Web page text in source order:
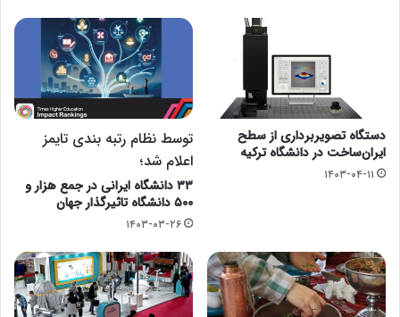
دستگاه تصویربرداری از سطح
ایران‌ساخت در دانشگاه ترکیه
۱۴۰۳-۰۴-۱۱
توسط نظام رتبه بندی تایمز
اعلام شد؛
۳۳ دانشگاه ایرانی در جمع هزار و
۵۰۰ دانشگاه‌ تاثیرگذار جهان
۱۴۰۳-۰۳-۲۶